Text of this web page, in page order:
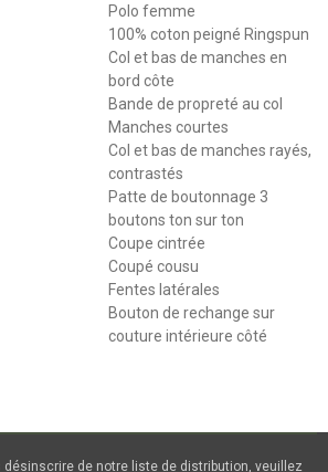
Polo femme
100% coton peigné Ringspun
Col et bas de manches en
bord côte
Bande de propreté au col
Manches courtes
Col et bas de manches rayés,
contrastés
Patte de boutonnage 3
boutons ton sur ton
Coupe cintrée
Coupé cousu
Fentes latérales
Bouton de rechange sur
couture intérieure côté
de notre liste de distribution, veuillez